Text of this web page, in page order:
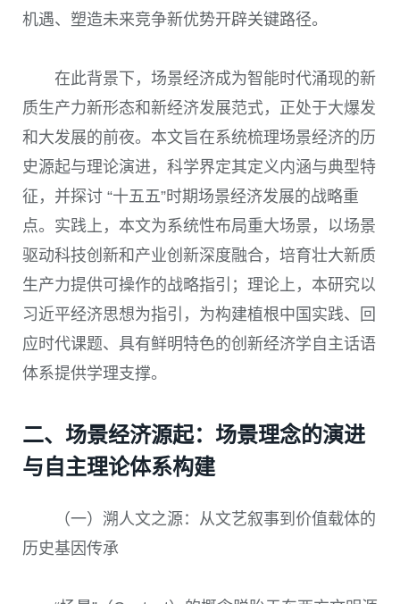
机遇、塑造未来竞争新优势开辟关键路径。
在此背景下，场景经济成为智能时代涌现的新
质生产力新形态和新经济发展范式，正处于大爆发
和大发展的前夜。本文旨在系统梳理场景经济的历
史源起与理论演进，科学界定其定义内涵与典型特
征，并探讨 “十五五”时期场景经济发展的战略重
点。实践上，本文为系统性布局重大场景，以场景
驱动科技创新和产业创新深度融合，培育壮大新质
生产力提供可操作的战略指引；理论上，本研究以
习近平经济思想为指引，为构建植根中国实践、回
应时代课题、具有鲜明特色的创新经济学自主话语
体系提供学理支撑。
二、场景经济源起：场景理念的演进
与自主理论体系构建
（一）溯人文之源：从文艺叙事到价值载体的
历史基因传承